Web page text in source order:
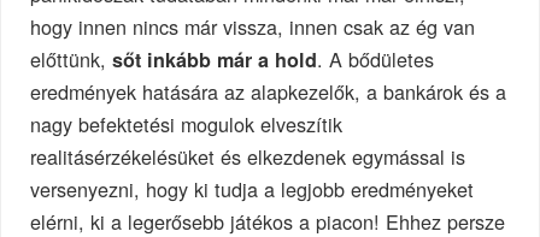
hogy innen nincs már vissza, innen csak az ég van
előttünk,sőt inkább már a hold. A bődületes
eredmények hatására az alapkezelők, a bankárok és a
nagy befektetési mogulok elveszítik
realitásérzékelésüket és elkezdenek egymással is
versenyezni, hogy ki tudja a legjobb eredményeket
elérni, ki a legerősebb játékos a piacon! Ehhez persze